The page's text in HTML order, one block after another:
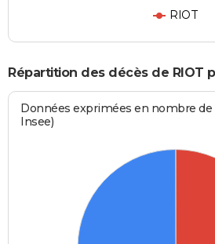
RIOT
Répartition des décès de RIOT
Données exprimées en nombre de
Insee)